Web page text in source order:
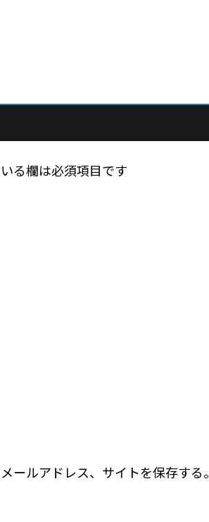
る欄は必須項目です
ールアドレス、サイトを保存する。